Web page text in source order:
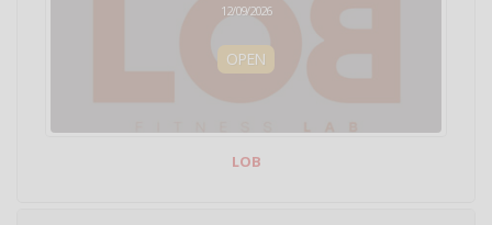
12/09/2026
OPEN
LOB